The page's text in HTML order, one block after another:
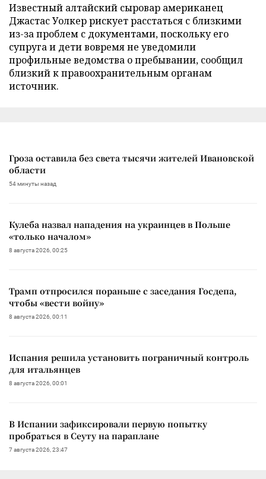
Известный алтайский сыровар американец
Джастас Уолкер рискует расстаться с близкими
из-за проблем с документами, поскольку его
супруга и дети вовремя не уведомили
профильные ведомства о пребывании, сообщил
близкий к правоохранительным органам
источник.
Гроза оставила без света тысячи жителей Ивановской
области
54 минуты назад
Кулеба назвал нападения на украинцев в Польше
«только началом»
8 августа 2026, 00:25
Трамп отпросился пораньше с заседания Госдепа,
чтобы «вести войну»
8 августа 2026, 00:11
Испания решила установить пограничный контроль
для итальянцев
8 августа 2026, 00:01
В Испании зафиксировали первую попытку
пробраться в Сеуту на параплане
7 августа 2026, 23:47